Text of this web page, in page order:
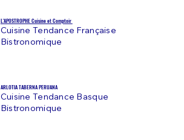
L'APOSTROPHE Cuisine et Comptoir
Cuisine Tendance Française
Bistronomique
ARLOTIA TABERNA PERUANA
Cuisine Tendance Basque
Bistronomique